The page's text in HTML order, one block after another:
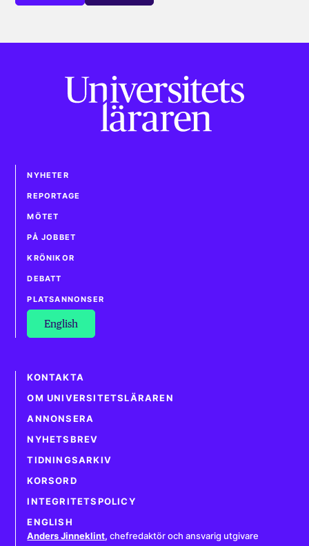
NYHETER
REPORTAGE
MÖTET
PÅ JOBBET
KRÖNIKOR
DEBATT
PLATSANNONSER
English
KONTAKTA
OM UNIVERSITETSLÄRAREN
ANNONSERA
NYHETSBREV
TIDNINGSARKIV
KORSORD
INTEGRITETSPOLICY
ENGLISH
Anders Jinneklint, chefredaktör och ansvarig utgivare